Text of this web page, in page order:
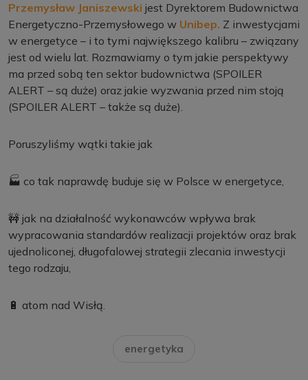
Przemysław Janiszewski jest Dyrektorem Budownictwa
Energetyczno-Przemysłowego w Unibep. Z inwestycjami
w energetyce – i to tymi największego kalibru – związany
jest od wielu lat. Rozmawiamy o tym jakie perspektywy
ma przed sobą ten sektor budownictwa (SPOILER
ALERT – są duże) oraz jakie wyzwania przed nim stoją
(SPOILER ALERT – także są duże).
Poruszyliśmy wątki takie jak
🏭 co tak naprawdę buduje się w Polsce w energetyce,
🚧 jak na działalność wykonawców wpływa brak
wypracowania standardów realizacji projektów oraz brak
ujednoliconej, długofalowej strategii zlecania inwestycji
tego rodzaju,
🔋 atom nad Wisłą.
energetyka